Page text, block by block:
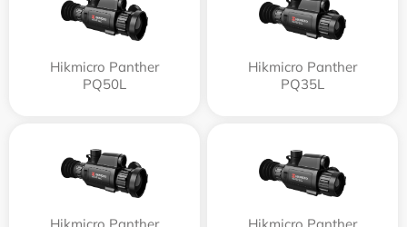
Hikmicro Panther
PQ50L
Hikmicro Panther
PQ35L
Hikmicro Panther
Hikmicro Panther